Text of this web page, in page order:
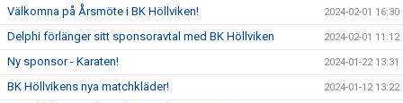
Välkomna på Årsmöte i BK Höllviken! 2024-02-01 16:30
Delphi förlänger sitt sponsoravtal med BK Höllviken 2024-02-01 11:12
Ny sponsor - Karaten! 2024-01-22 13:31
BK Höllvikens nya matchkläder! 2024-01-12 13:22